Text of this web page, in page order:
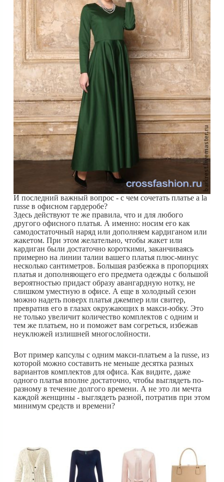
И последний важный вопрос - с чем сочетать платье a la
russe в офисном гардеробе?
Здесь действуют те же правила, что и для любого
другого офисного платья. А именно: носим его как
самодостаточный наряд или дополняем кардиганом или
жакетом. При этом желательно, чтобы жакет или
кардиган были достаточно короткими, заканчиваясь
примерно на линии талии вашего платья плюс-минус
несколько сантиметров. Большая разбежка в пропорциях
платья и дополняющего его предмета одежды с большой
вероятностью придаст образу авангардную нотку, не
слишком уместную в офисе. А еще в холодный сезон
можно надеть поверх платья джемпер или свитер,
превратив его в глазах окружающих в макси-юбку. Это
не только увеличит количество комплектов с одним и
тем же платьем, но и поможет вам согреться, избежав
неуклюжей излишней многослойности.
Вот пример капсулы с одним макси-платьем a la russe, из
которой можно составить не меньше десятка разных
вариантов комплектов для офиса. Как видите, даже
одного платья вполне достаточно, чтобы выглядеть по-
разному в течение долгого времени. А не это ли мечта
каждой женщины - выглядеть разной, потратив при этом
минимум средств и времени?